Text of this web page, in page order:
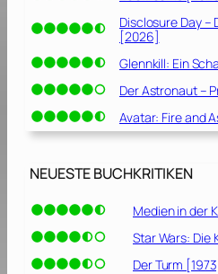
Disclosure Day –
[2026]
Glennkill: Ein
Der Astronaut –
Avatar: Fire and
NEUESTE BUCHKRITIKEN
Medien in der
Star Wars:
Der Turm